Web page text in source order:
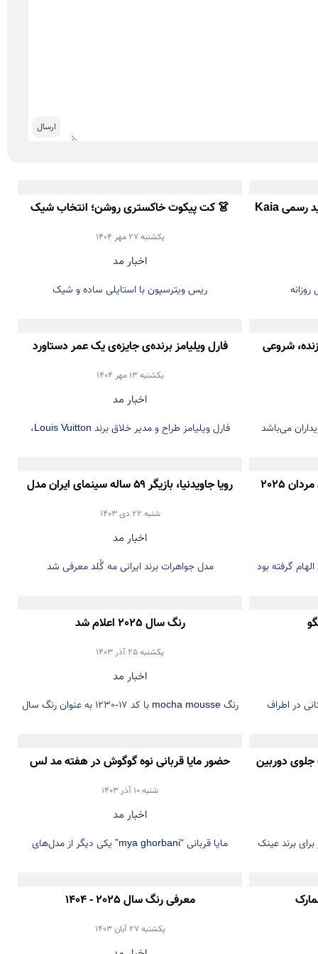
👠 دامن مدادی دوباره برگشت! تأیید رسمی Kaia
روزانه
👗 کت پیکوت خاکستری روشن؛ انتخاب شیک
Reese Witherspoon برای پاییز ۲۰۲۵
يكشنبه 27 مهر 1404
اخبار مد
ریس ویترسپون با استایلی ساده و شیک
شروعی
زد
می‌باشد
فارل ویلیامز برنده‌ی جایزه‌ی یک عمر دستاورد
هنری آندره لیون تالی شد
يكشنبه 13 مهر 1404
اخبار مد
فارل ویلیامز طراح و مدیر خلاق برند Louis Vuitton،
فشن شو طراح ایرانی در هفته مد مردان 2025
رویا جاویدنیا، بازیگر ۵۹ ساله سینمای ایران مدل
برند جواهرات شد
شنبه 22 دی 1403
اخبار مد
مدل جواهرات برند ایرانی مه گُلد معرفی شد
در اطراف
رنگ سال 2025 اعلام شد
يكشنبه 25 آذر 1403
اخبار مد
رنگ mocha mousse با کد 17-1230 به عنوان رنگ سال
جلوی دوربین
برند عینک
حضور مایا قربانی نوه گوگوش در هفته مد لس
آنجلسشنبه 10 آذر 1403
اخبار مد
مایا قربانی “mya ghorbani” یکی دیگر از مدل‌های
معرفی رنگ سال 2025 - 1404
يكشنبه 27 آبان 1403